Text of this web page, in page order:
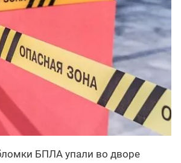
БПЛА упали во дворе